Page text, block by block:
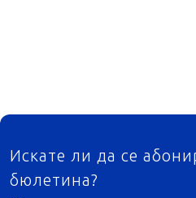
ФУТЕР
Искате ли да се
бюлетина?